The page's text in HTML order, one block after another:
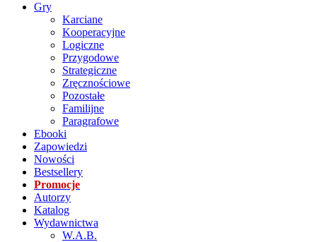
Gry
Karciane
Kooperacyjne
Logiczne
Przygodowe
Strategiczne
Zręcznościowe
Pozostałe
Familijne
Paragrafowe
Ebooki
Zapowiedzi
Nowości
Bestsellery
Promocje
Autorzy
Katalog
Wydawnictwa
W.A.B.